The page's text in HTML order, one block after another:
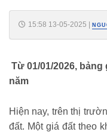
15:58 13-05-2025
Từ 01/01/2026,
năm
Hiện nay, trên thị
đất. Một giá đất theo